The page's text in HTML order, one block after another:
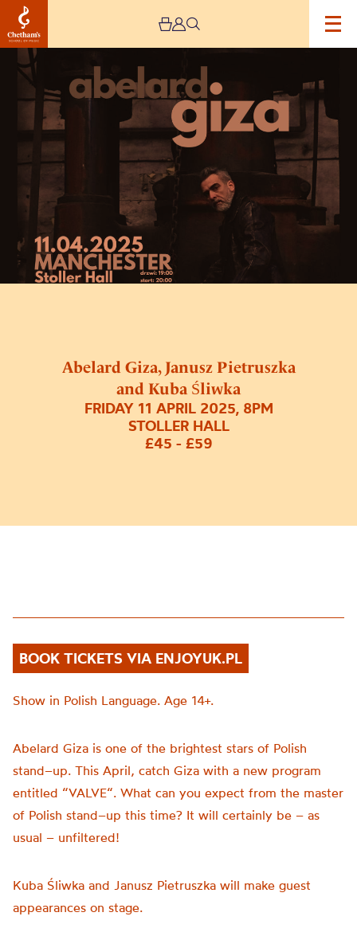
Abelard Giza, Janusz Pietruszka
and Kuba Śliwka
FRIDAY 11 APRIL 2025, 8PM
STOLLER HALL
£45 - £59
Image
Abelard
Pietruszka
BOOK TICKETS VIA ENJOYUK.PL
Show in Polish Language. Age 14+.
Abelard Giza is one of the brightest stars of Polish
stand–up. This April, catch Giza with a new program
entitled “VALVE“. What can you expect from the master
of Polish stand–up this time? It will certainly be – as
usual – unfiltered!
Kuba Śliwka and Janusz Pietruszka will make guest
appearances on stage.